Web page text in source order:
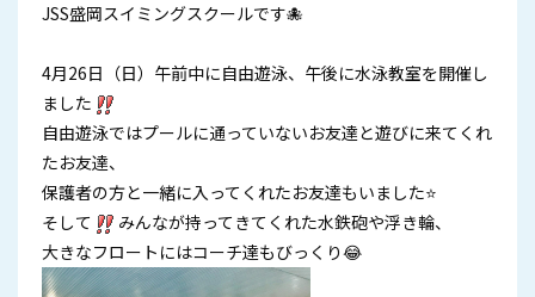
JSS盛岡スイミングスクールです🐙
4月26日（日）午前中に自由遊泳、午後に水泳教室を開催し
ました
自由遊泳ではプールに通っていないお友達と遊びに来てくれ
たお友達、
保護者の方と一緒に入ってくれたお友達もいました⭐
そして
みんなが持ってきてくれた水鉄砲や浮き輪、
大きなフロートにはコーチ達もびっくり😂